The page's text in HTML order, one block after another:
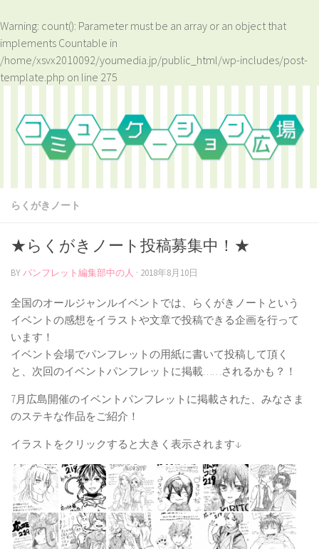
Warning: count(): Parameter must be an array or an object that
implements Countable in
/home/xsvx2010092/youmedia.jp/public_html/wp-includes/post-
template.php on line 275
らくがきノート
★らくがきノート投稿募集中！★
BYパンフレット編集部中の人 · 2018年8月10日
全国のオールジャンルイベントでは、らくがきノートという
イベントの感想をイラストや文章で投稿できる企画を行って
います！
イベント会場でパンフレットの用紙に書いて投稿して頂く
と、次回のイベントパンフレットに掲載……されるかも？！
7月広島開催のイベントパンフレットに掲載された、みなさま
のステキな作品をご紹介！
イラストをクリックすると大きく表示されます↓